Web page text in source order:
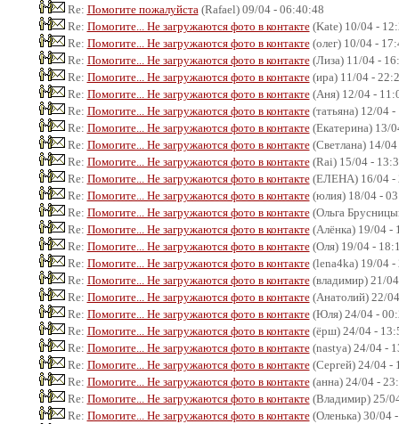
Re: Помогите пожалуйста (Rafael) 09/04 - 06:40:48
Re: Помогите... Не загружаются фото в контакте(Kate) 10/04 -
Re: Помогите... Не загружаются фото в контакте(олег) 10/04 -
Re: Помогите... Не загружаются фото в контакте(Лиза) 11/04 -
Re: Помогите... Не загружаются фото в контакте(ира) 11/04 -
Re: Помогите... Не загружаются фото в контакте(Аня) 12/04 -
Re: Помогите... Не загружаются фото в контакте(татьяна) 12/04
Re: Помогите... Не загружаются фото в контакте(Екатерина) 13/
Re: Помогите... Не загружаются фото в контакте(Светлана) 14/
Re: Помогите... Не загружаются фото в контакте(Rai) 15/04 -
Re: Помогите... Не загружаются фото в контакте(ЕЛЕНА) 16/04 -
Re: Помогите... Не загружаются фото в контакте(юлия) 18/04 -
Re: Помогите... Не загружаются фото в контакте(Ольга
Re: Помогите... Не загружаются фото в контакте(Алёнка) 19/04 -
Re: Помогите... Не загружаются фото в контакте(Оля) 19/04 -
Re: Помогите... Не загружаются фото в контакте(lena4ka) 19/04 -
Re: Помогите... Не загружаются фото в контакте(владимир) 21/
Re: Помогите... Не загружаются фото в контакте(Анатолий) 22/
Re: Помогите... Не загружаются фото в контакте(Юля) 24/04 -
Re: Помогите... Не загружаются фото в контакте(ёрш) 24/04 -
Re: Помогите... Не загружаются фото в контакте(nastya) 24/04 -
Re: Помогите... Не загружаются фото в контакте(Сергей) 24/04 -
Re: Помогите... Не загружаются фото в контакте(анна) 24/04 -
Re: Помогите... Не загружаются фото в контакте(Владимир) 25/
Re: Помогите... Не загружаются фото в контакте(Оленька) 30/04